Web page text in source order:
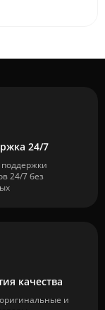
24/7
24/7 без
качества
и